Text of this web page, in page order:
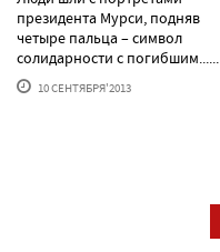
президента Мурси, подняв
четыре пальца – символ
солидарности с погибшим......
10 СЕНТЯБРЯ'2013